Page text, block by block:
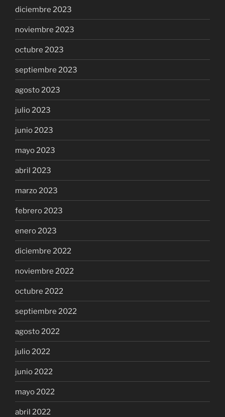
diciembre 2023
noviembre 2023
octubre 2023
septiembre 2023
agosto 2023
julio 2023
junio 2023
mayo 2023
abril 2023
marzo 2023
febrero 2023
enero 2023
diciembre 2022
noviembre 2022
octubre 2022
septiembre 2022
agosto 2022
julio 2022
junio 2022
mayo 2022
abril 2022